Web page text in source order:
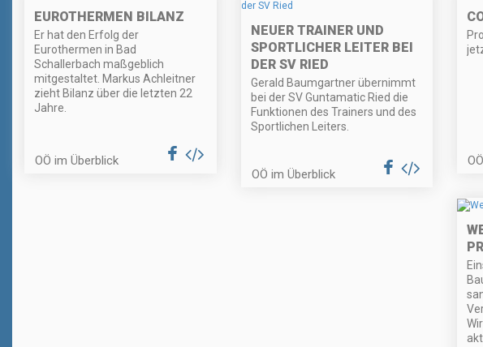
EUROTHERMEN BILANZ
Er hat den Erfolg der
Eurothermen in Bad
Schallerbach maßgeblich
mitgestaltet. Markus Achleitner
zieht Bilanz über die letzten 22
Jahre.
OÖ im Überblick
NEUER TRAINER UND
SPORTLICHER LEITER BEI
DER SV RIED
Gerald Baumgartner übernimmt
bei der SV Guntamatic Ried die
Funktionen des Trainers und des
Sportlichen Leiters.
OÖ im Überblick